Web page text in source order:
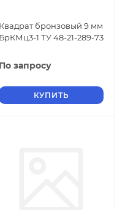
Квадрат бронзовый 9 мм
БрКМц3-1 ТУ 48-21-289-73
По запросу
КУПИТЬ